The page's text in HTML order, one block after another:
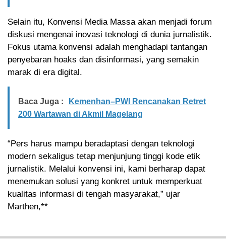
Selain itu, Konvensi Media Massa akan menjadi forum
diskusi mengenai inovasi teknologi di dunia jurnalistik.
Fokus utama konvensi adalah menghadapi tantangan
penyebaran hoaks dan disinformasi, yang semakin
marak di era digital.
Baca Juga :
Kemenhan–PWI Rencanakan Retret
200 Wartawan di Akmil Magelang
“Pers harus mampu beradaptasi dengan teknologi
modern sekaligus tetap menjunjung tinggi kode etik
jurnalistik. Melalui konvensi ini, kami berharap dapat
menemukan solusi yang konkret untuk memperkuat
kualitas informasi di tengah masyarakat,” ujar
Marthen,**